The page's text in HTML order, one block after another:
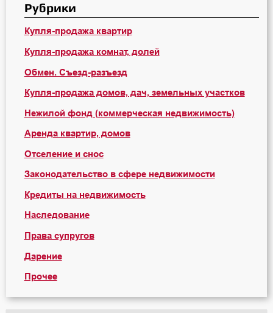
Рубрики
Купля-продажа квартир
Купля-продажа комнат, долей
Обмен. Съезд-разъезд
Купля-продажа домов, дач, земельных участков
Нежилой фонд (коммерческая недвижимость)
Аренда квартир, домов
Отселение и снос
Законодательство в сфере недвижимости
Кредиты на недвижимость
Наследование
Права супругов
Дарение
Прочее